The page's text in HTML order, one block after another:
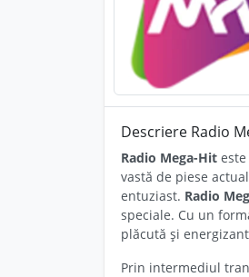
Descriere Radio
Radio Mega-Hit
vastă de piese
entuziast. Radio
speciale. Cu un
plăcută și
Prin intermediul